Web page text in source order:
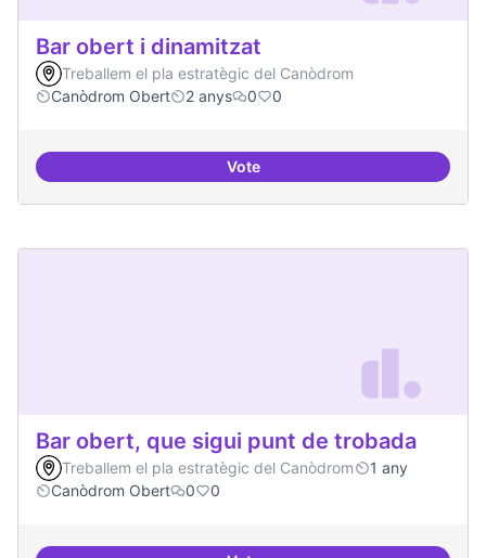
Bar obert i dinamitzat
Treballem el pla estratègic del Canòdrom
Canòdrom Obert
2 anys 0 0
VoteBar obert i dinamitzat
Bar obert, que sigui punt de trobada
Treballem el pla estratègic del Canòdrom
1 any
Canòdrom Obert
0 0